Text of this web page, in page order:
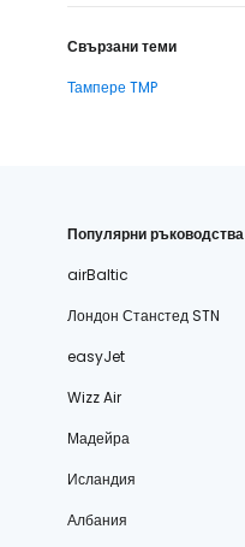
Свързани теми
Тампере TMP
Популярни ръководства
airBaltic
Лондон Станстед STN
easyJet
Wizz Air
Мадейра
Исландия
Албания